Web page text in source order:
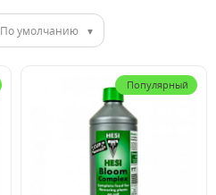
По умолчанию
Популярный